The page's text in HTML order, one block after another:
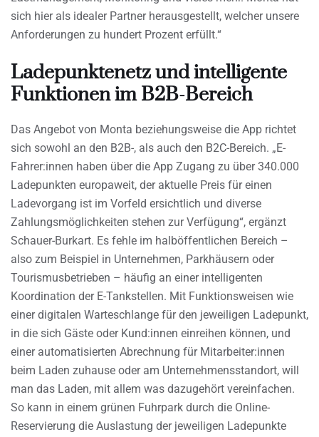
sich hier als idealer Partner herausgestellt, welcher unsere
Anforderungen zu hundert Prozent erfüllt.“
Ladepunktenetz und intelligente
Funktionen im B2B-Bereich
Das Angebot von Monta beziehungsweise die App richtet
sich sowohl an den B2B-, als auch den B2C-Bereich. „E-
Fahrer:innen haben über die App Zugang zu über 340.000
Ladepunkten europaweit, der aktuelle Preis für einen
Ladevorgang ist im Vorfeld ersichtlich und diverse
Zahlungsmöglichkeiten stehen zur Verfügung“, ergänzt
Schauer-Burkart. Es fehle im halböffentlichen Bereich –
also zum Beispiel in Unternehmen, Parkhäusern oder
Tourismusbetrieben – häufig an einer intelligenten
Koordination der E-Tankstellen. Mit Funktionsweisen wie
einer digitalen Warteschlange für den jeweiligen Ladepunkt,
in die sich Gäste oder Kund:innen einreihen können, und
einer automatisierten Abrechnung für Mitarbeiter:innen
beim Laden zuhause oder am Unternehmensstandort, will
man das Laden, mit allem was dazugehört vereinfachen.
So kann in einem grünen Fuhrpark durch die Online-
Reservierung die Auslastung der jeweiligen Ladepunkte